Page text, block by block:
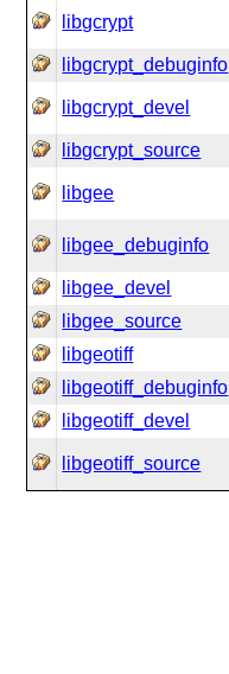
libgcrypt
libgcrypt_debuginfo
libgcrypt_devel
libgcrypt_source
libgee
libgee_debuginfo
libgee_devel
libgee_source
libgeotiff
libgeotiff_debuginfo
libgeotiff_devel
libgeotiff_source